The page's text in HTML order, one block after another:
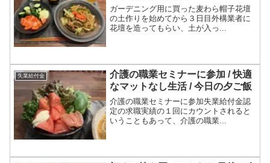
ガーデニング用に買った麦わら帽子花壇
の土作りを始めてから３日目外構業者に
花壇を造ってもらい、土が入っ...
失業給付金
介護の職業セミナーに参加 / 快適
なマットなし生活 / 今日の夕ご飯
介護の職業セミナーに参加失業給付金認
定の求職実績の１回にカウントされると
いうこともあって、介護の職業...